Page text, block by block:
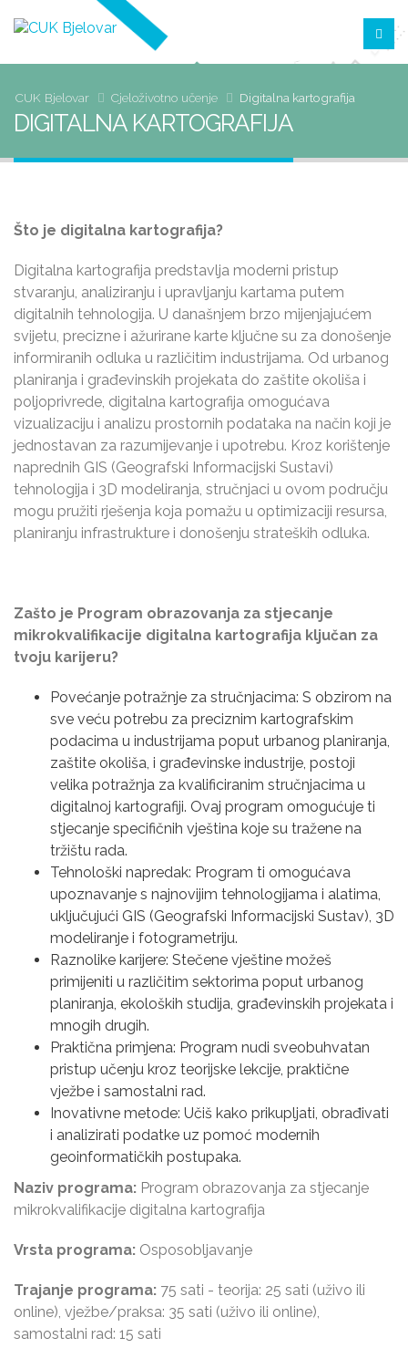
CUK Bjelovar Cjeloživotno učenje digitalna kartografija
DIGITALNA KARTOGRAFIJA
Što je digitalna kartografija?
Digitalna kartografija predstavlja moderni pristup
stvaranju, analiziranju i upravljanju kartama putem
digitalnih tehnologija. U današnjem brzo mijenjajućem
svijetu, precizne i ažurirane karte ključne su za donošenje
informiranih odluka u različitim industrijama. Od urbanog
planiranja i građevinskih projekata do zaštite okoliša i
poljoprivrede, digitalna kartografija omogućava
vizualizaciju i analizu prostornih podataka na način koji je
jednostavan za razumijevanje i upotrebu. Kroz korištenje
naprednih GIS (Geografski Informacijski Sustavi)
tehnologija i 3D modeliranja, stručnjaci u ovom području
mogu pružiti rješenja koja pomažu u optimizaciji resursa,
planiranju infrastrukture i donošenju strateških odluka.
Zašto je Program obrazovanja za stjecanje
mikrokvalifikacije digitalna kartografija ključan za
tvoju karijeru?
Povećanje potražnje za stručnjacima: S obzirom na
sve veću potrebu za preciznim kartografskim
podacima u industrijama poput urbanog planiranja,
zaštite okoliša, i građevinske industrije, postoji
velika potražnja za kvalificiranim stručnjacima u
digitalnoj kartografiji. Ovaj program omogućuje ti
stjecanje specifičnih vještina koje su tražene na
tržištu rada.
Tehnološki napredak: Program ti omogućava
upoznavanje s najnovijim tehnologijama i alatima,
uključujući GIS (Geografski Informacijski Sustav), 3D
modeliranje i fotogrametriju.
Raznolike karijere: Stečene vještine možeš
primijeniti u različitim sektorima poput urbanog
planiranja, ekoloških studija, građevinskih projekata i
mnogih drugih.
Praktična primjena: Program nudi sveobuhvatan
pristup učenju kroz teorijske lekcije, praktične
vježbe i samostalni rad.
Inovativne metode: Učiš kako prikupljati, obrađivati
i analizirati podatke uz pomoć modernih
geoinformatičkih postupaka.
Naziv programa: Program obrazovanja za stjecanje
mikrokvalifikacije digitalna kartografija
Vrsta programa: Osposobljavanje
Trajanje programa: 75 sati - teorija: 25 sati (uživo ili
online), vježbe/praksa: 35 sati (uživo ili online),
samostalni rad: 15 sati